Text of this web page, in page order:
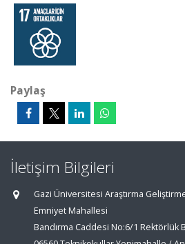
Paylaş
İletişim Bilgileri
Gazi Üniversitesi Araştırma
Emniyet Mahallesi
Bandırma Caddesi No:6/1 Rektörlük